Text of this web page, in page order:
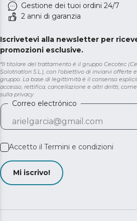
Gestione dei tuoi ordini 24/7
2 anni di garanzia
Iscrivetevi alla newsletter per
promozioni esclusive.
*Il titolare del trattamento è il gruppo Cecotec
Solotriatlon S.L.), con l'obiettivo di inviarvi offerte
gruppo. La base di legittimità è il consenso
accesso, rettifica, cancellazione e altri diritti,
sulla privacy
Correo electrónico
Accetto il Termini e condizioni
Mi iscrivo!